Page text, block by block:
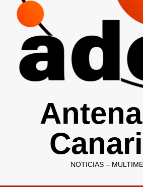
NOTICIAS –